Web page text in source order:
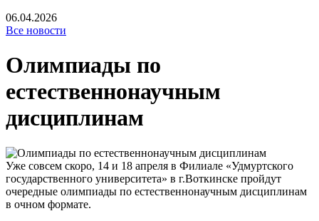
06.04.2026
Все новости
Олимпиады по
естественнонаучным
дисциплинам
Уже совсем скоро, 14 и 18 апреля в Филиале «Удмуртского
государственного университета» в г.Воткинске пройдут
очередные олимпиады по естественнонаучным дисциплинам
в очном формате.